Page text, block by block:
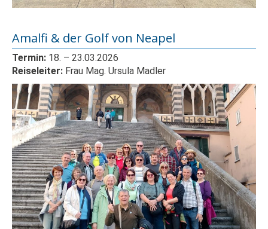
Amalfi & der Golf von Neapel
Termin: 18. – 23.03.2026
Reiseleiter: Frau Mag. Ursula Madler